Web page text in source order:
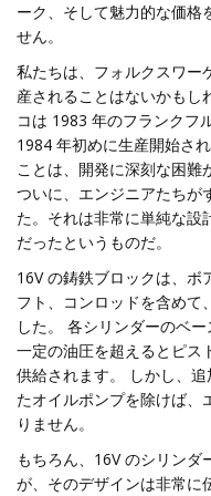
ーク、そして魅力的な価格
せん。
私たちは、フォルクスワー
産されることはないかもし
コは 1983 年のフランクフ
1984 年初めに生産開始さ
ことは、開発に深刻な困難
ついに、エンジニアたちが
た。それは非常に単純な設
だったというものだ。
16V の鋳鉄ブロックは、ボ
フト、コンロッドを含めて
した。 各シリンダーのベ
一定の油圧を超えるとピス
供給されます。 しかし、
たオイルポンプを除けば、
りません。
もちろん、16V のシリン
が、そのデザインは非常に